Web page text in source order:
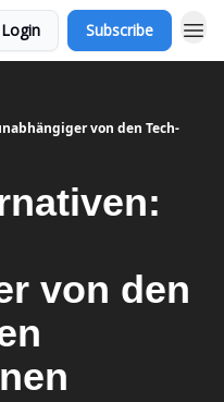
Login Subscribe
von den Tech-
von den